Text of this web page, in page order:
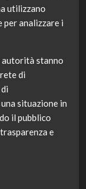
utilizzano
analizzare i
autorità stanno
di
situazione in
il pubblico
e